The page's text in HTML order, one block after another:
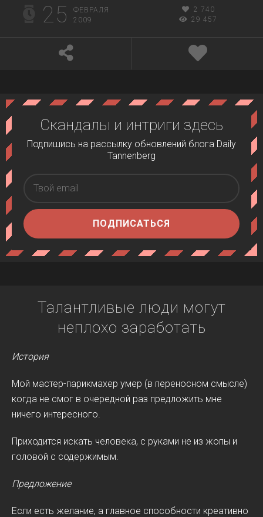
25
ФЕВРАЛЯ
2009
2 740
29 457
Скандалы и интриги здесь
Подпишись на рассылку обновлений блога Daily
Tannenberg
ПОДПИСАТЬСЯ
Талантливые люди могут
неплохо заработать
История
Мой мастер-парикмахер умер (в переносном смысле)
когда не смог в очередной раз предложить мне
ничего интересного.
Приходится искать человека, с руками не из жопы и
головой с содержимым.
Предложение
Если есть желание, а главное способности креативно